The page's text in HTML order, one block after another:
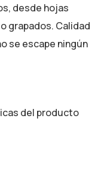
desde hojas
grapados. Calidad
se escape ningún
del producto